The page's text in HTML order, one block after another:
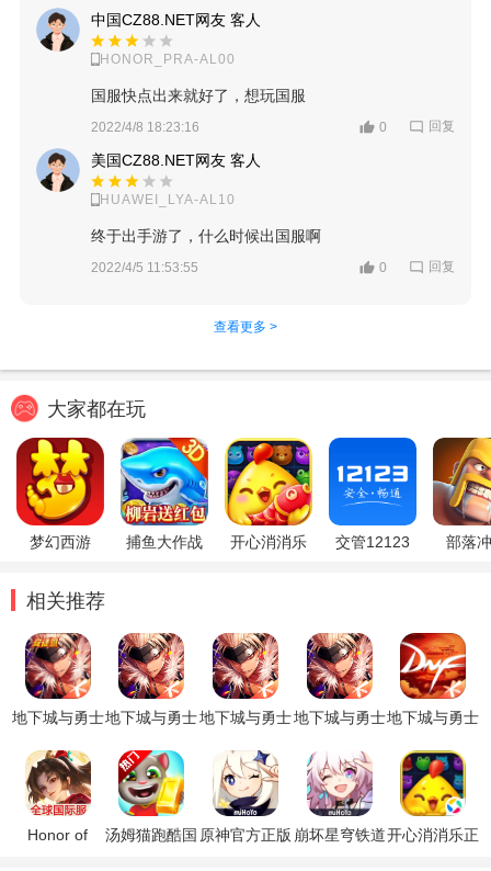
中国CZ88.NET网友 客人
HONOR_PRA-AL00
国服快点出来就好了，想玩国服
2022/4/8 18:23:16 0 回复
美国CZ88.NET网友 客人
HUAWEI_LYA-AL10
终于出手游了，什么时候出国服啊
2022/4/5 11:53:55 0 回复
查看更多 >
大家都在玩
梦幻西游 捕鱼大作战 开心消消乐 交管12123 部落
相关推荐
地下城与勇士地下城与勇士地下城与勇士地下城与勇士地下城与勇士
Honor of
汤姆猫跑酷国 原神官方正版 崩坏星穹铁道开心消消乐正